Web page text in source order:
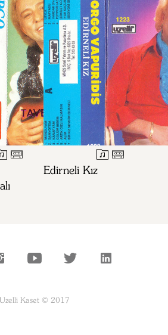
Edirneli Kız
Uzelli Kaset © 2017